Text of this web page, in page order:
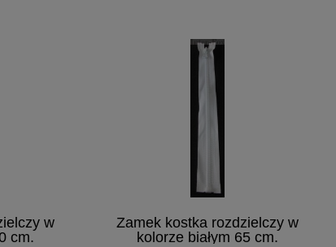
w
cm.
Zamek kostka rozdzielczy w
kolorze białym 65 cm.